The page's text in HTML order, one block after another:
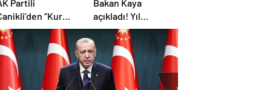
“Kur
TL vadeli
sistemi”
açıkladı! Yıl
sonunda kapanıyor!